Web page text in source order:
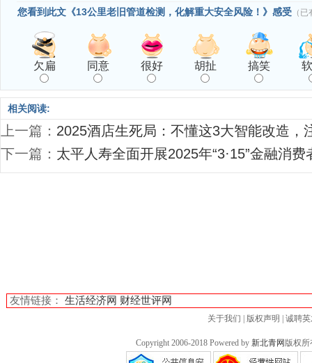
您看到此文《13公里老旧管道检测，化解重大安全风险！》感受 （
欠扁 同意 很好 胡扯 搞笑
相关阅读:
上一篇： 2025酒店生死局：不懂这3大智能改造，
下一篇： 太平人寿全面开展2025年“3·15”金融消
友情链接： 生活经济网 财经世评网
关于我们 版权声明 诚聘
Copyright 2006-2018 Powered by 新北青网 版权